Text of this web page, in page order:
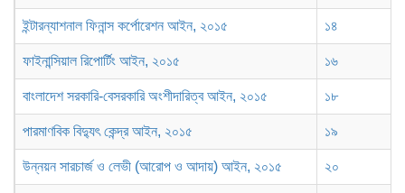
ইন্টারন্যাশনাল ফিনান্স কর্পোরেশন আইন, ২০১৫ ১৪
ফাইনান্সিয়াল রিপোর্টিং আইন, ২০১৫ ১৬
বাংলাদেশ সরকারি-বেসরকারি অংশীদারিত্ব আইন, ২০১৫ ১৮
পারমাণবিক বিদ্যুৎ কেন্দ্র আইন, ২০১৫ ১৯
উন্নয়ন সারচার্জ ও লেভী (আরোপ ও আদায়) আইন, ২০১৫ ২০